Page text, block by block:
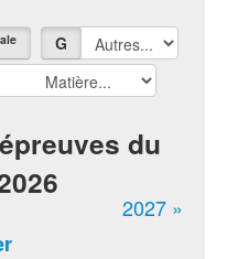
ale G
du
2027 »